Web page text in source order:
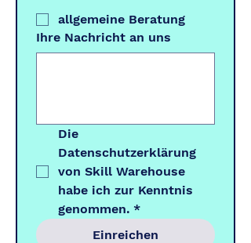
allgemeine Beratung
Ihre Nachricht an uns
Die
Datenschutzerklärung
von Skill Warehouse
habe ich zur Kenntnis
genommen. *
Einreichen